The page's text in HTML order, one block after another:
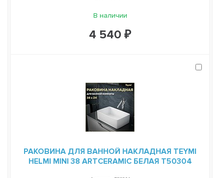
В наличии
4 540 ₽
РАКОВИНА ДЛЯ ВАННОЙ НАКЛАДНАЯ TEYMI
HELMI MINI 38 ARTCERAMIC БЕЛАЯ T50304